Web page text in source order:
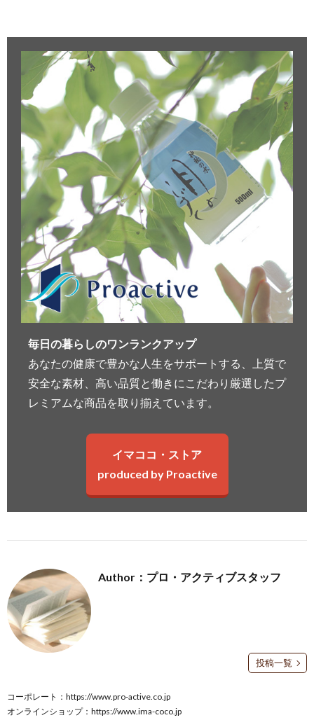
毎日の暮らしのワンランクアップ
あなたの健康で豊かな人生をサポートする、上質で
安全な素材、高い品質と働きにこだわり厳選したプ
レミアムな商品を取り揃えています。
イマココ・ストア
produced by Proactive
Author：プロ・アクティブスタッフ
投稿一覧
コーポレート： https://www.pro-active.co.jp
オンラインショップ： https://www.ima-coco.jp